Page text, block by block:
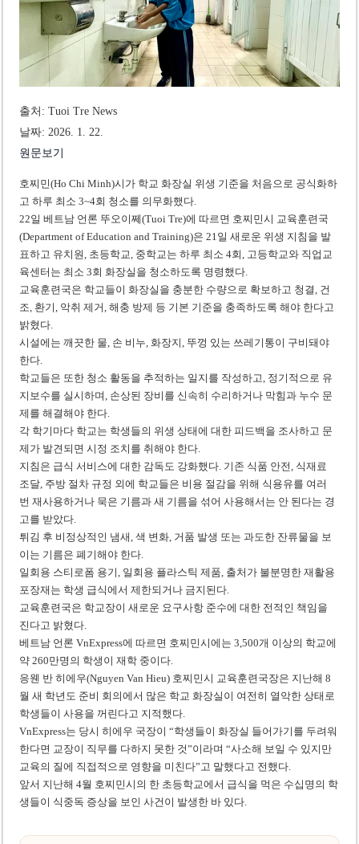
호찌민시, 약 6,500㎡ 토지 용도변경 승인…리조트 개발 추진
출처: Tuoi Tre News
날짜: 2026. 1. 22.
원문보기
호찌민(Ho Chi Minh)시가 학교 화장실 위생 기준을 처음으로 공식화하
고 하루 최소 3~4회 청소를 의무화했다.
22일 베트남 언론 뚜오이쩨(Tuoi Tre)에 따르면 호찌민시 교육훈련국
(Department of Education and Training)은 21일 새로운 위생 지침을 발
표하고 유치원, 초등학교, 중학교는 하루 최소 4회, 고등학교와 직업교
육센터는 최소 3회 화장실을 청소하도록 명령했다.
교육훈련국은 학교들이 화장실을 충분한 수량으로 확보하고 청결, 건
조, 환기, 악취 제거, 해충 방제 등 기본 기준을 충족하도록 해야 한다고
밝혔다.
시설에는 깨끗한 물, 손 비누, 화장지, 뚜껑 있는 쓰레기통이 구비돼야
한다.
학교들은 또한 청소 활동을 추적하는 일지를 작성하고, 정기적으로 유
지보수를 실시하며, 손상된 장비를 신속히 수리하거나 막힘과 누수 문
제를 해결해야 한다.
각 학기마다 학교는 학생들의 위생 상태에 대한 피드백을 조사하고 문
제가 발견되면 시정 조치를 취해야 한다.
지침은 급식 서비스에 대한 감독도 강화했다. 기존 식품 안전, 식재료
조달, 주방 절차 규정 외에 학교들은 비용 절감을 위해 식용유를 여러
번 재사용하거나 묵은 기름과 새 기름을 섞어 사용해서는 안 된다는 경
고를 받았다.
튀김 후 비정상적인 냄새, 색 변화, 거품 발생 또는 과도한 잔류물을 보
이는 기름은 폐기해야 한다.
일회용 스티로폼 용기, 일회용 플라스틱 제품, 출처가 불분명한 재활용
포장재는 학생 급식에서 제한되거나 금지된다.
교육훈련국은 학교장이 새로운 요구사항 준수에 대한 전적인 책임을
진다고 밝혔다.
베트남 언론 VnExpress에 따르면 호찌민시에는 3,500개 이상의 학교에
약 260만명의 학생이 재학 중이다.
응웬 반 히에우(Nguyen Van Hieu) 호찌민시 교육훈련국장은 지난해 8
월 새 학년도 준비 회의에서 많은 학교 화장실이 여전히 열악한 상태로
학생들이 사용을 꺼린다고 지적했다.
VnExpress는 당시 히에우 국장이 “학생들이 화장실 들어가기를 두려워
한다면 교장이 직무를 다하지 못한 것”이라며 “사소해 보일 수 있지만
교육의 질에 직접적으로 영향을 미친다”고 말했다고 전했다.
앞서 지난해 4월 호찌민시의 한 초등학교에서 급식을 먹은 수십명의 학
생들이 식중독 증상을 보인 사건이 발생한 바 있다.